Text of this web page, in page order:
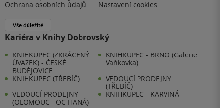
Ochrana osobních údajů
Nastavení cookies
Vše důležité
Kariéra v Knihy Dobrovský
KNIHKUPEC (ZKRÁCENÝ
ÚVAZEK) - ČESKÉ
BUDĚJOVICE
KNIHKUPEC - BRNO (Galerie
Vaňkovka)
KNIHKUPEC (TŘEBÍČ)
VEDOUCÍ PRODEJNY
(TŘEBÍČ)
VEDOUCÍ PRODEJNY
(OLOMOUC - OC HANÁ)
KNIHKUPEC - KARVINÁ